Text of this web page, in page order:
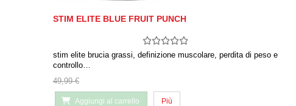
STIM ELITE BLUE FRUIT PUNCH
stim elite brucia grassi, definizione muscolare, perdita di peso e
controllo…
49,99 €
Aggiungi al carrello Più